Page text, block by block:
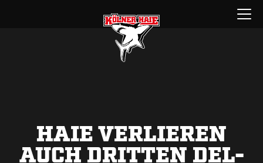
Menü
öffnen
HAIE VERLIEREN
AUCH DRITTEN DEL-